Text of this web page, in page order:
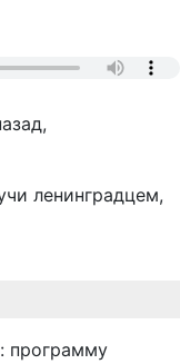
ленинградцем,
программу